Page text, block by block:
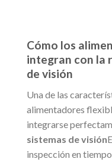
Cómo los
integran con la
de visión
Una de las
alimentadores
integrarse
sistemas de visión
inspección en